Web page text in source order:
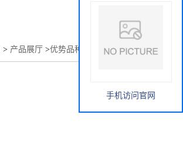
> 产品展厅 >优势品种 (S)-克唑替尼
手机访问官网